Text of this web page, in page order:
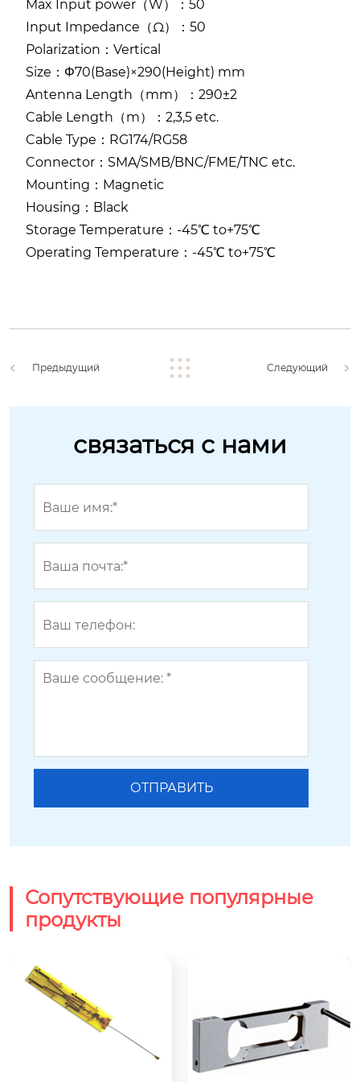
Max Input power（W）：50
Input Impedance（Ω）：50
Polarization：Vertical
Size：Φ70(Base)×290(Height) mm
Antenna Length（mm）：290±2
Cable Length（m）：2,3,5 etc.
Cable Type：RG174/RG58
Connector：SMA/SMB/BNC/FME/TNC etc.
Mounting：Magnetic
Housing：Black
Storage Temperature：-45℃ to+75℃
Operating Temperature：-45℃ to+75℃
Предыдущий Следующий
связаться с нами
Сопутствующие популярные
продукты